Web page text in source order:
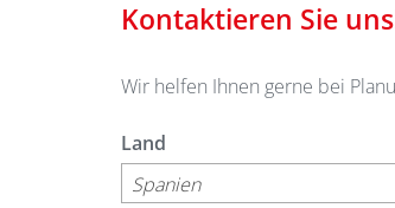
Kontaktieren Sie
Wir helfen Ihnen gerne bei
Land
Spanien